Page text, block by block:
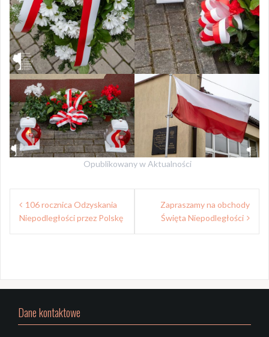
Opublikowany wAktualności
Nawigacja
wpisu
106 rocznica Odzyskania
Niepodległości przez Polskę
Zapraszamy na obchody
Święta Niepodległości
Dane kontaktowe